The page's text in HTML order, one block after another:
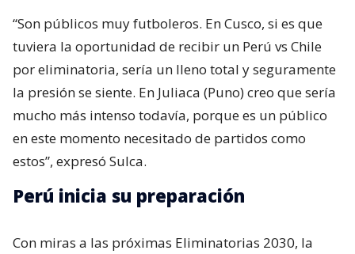
“Son públicos muy futboleros. En Cusco, si es que
tuviera la oportunidad de recibir un Perú vs Chile
por eliminatoria, sería un lleno total y seguramente
la presión se siente. En Juliaca (Puno) creo que sería
mucho más intenso todavía, porque es un público
en este momento necesitado de partidos como
estos”, expresó Sulca.
Perú inicia su preparación
Con miras a las próximas Eliminatorias 2030, la